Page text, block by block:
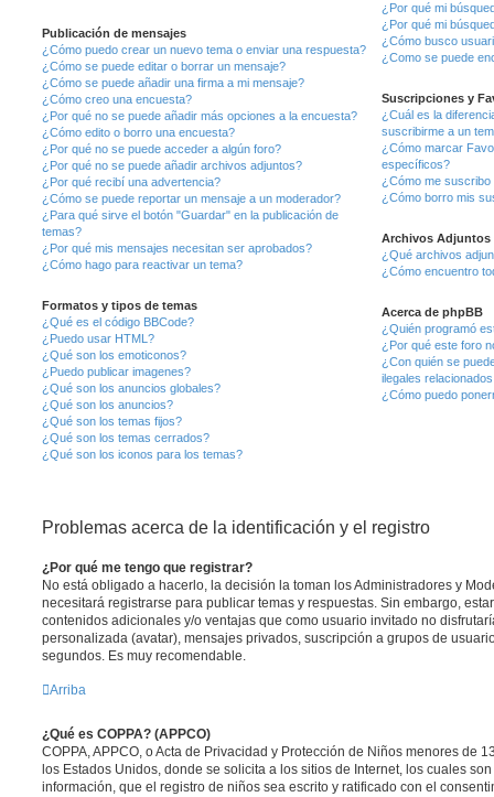
Publicación de mensajes
¿Cómo puedo crear un nuevo tema o enviar una respuesta?
¿Cómo se puede editar o borrar un mensaje?
¿Cómo se puede añadir una firma a mi mensaje?
¿Cómo creo una encuesta?
¿Por qué no se puede añadir más opciones a la encuesta?
¿Cómo edito o borro una encuesta?
¿Por qué no se puede acceder a algún foro?
¿Por qué no se puede añadir archivos adjuntos?
¿Por qué recibí una advertencia?
¿Cómo se puede reportar un mensaje a un moderador?
¿Para qué sirve el botón "Guardar" en la publicación de
temas?
¿Por qué mis mensajes necesitan ser aprobados?
¿Cómo hago para reactivar un tema?
Formatos y tipos de temas
¿Qué es el código BBCode?
¿Puedo usar HTML?
¿Qué son los emoticonos?
¿Puedo publicar imagenes?
¿Qué son los anuncios globales?
¿Qué son los anuncios?
¿Qué son los temas fijos?
¿Qué son los temas cerrados?
¿Qué son los iconos para los temas?
¿Por qué mi
¿Por qué mi
¿Cómo busco
¿Como se puede
Suscripciones y
¿Cuál es la
suscribirme a un
¿Cómo marcar
específicos?
¿Cómo me
¿Cómo borro mis
Archivos Adjuntos
¿Qué archivos
¿Cómo encuentro
Acerca de phpBB
¿Quién programó
¿Por qué este foro
¿Con quién se
ilegales
¿Cómo puedo
Problemas acerca de la identificación y el registro
¿Por qué me tengo que registrar?
No está obligado a hacerlo, la decisión la toman los Administradores y
necesitará registrarse para publicar temas y respuestas. Sin embargo,
contenidos adicionales y/o ventajas que como usuario invitado no
personalizada (avatar), mensajes privados, suscripción a grupos de
segundos. Es muy recomendable.
Arriba
¿Qué es COPPA? (APPCO)
COPPA, APPCO, o Acta de Privacidad y Protección de Niños menores de
los Estados Unidos, donde se solicita a los sitios de Internet, los cuales
información, que el registro de niños sea escrito y ratificado con el